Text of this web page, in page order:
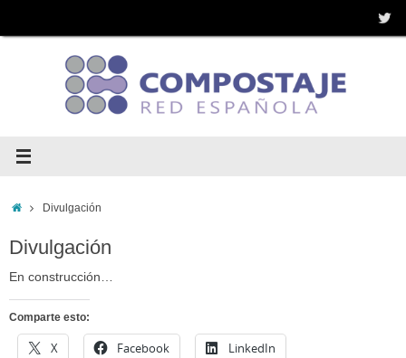
InicioDivulgación
Divulgación
En construcción…
Comparte esto:
X Facebook LinkedIn